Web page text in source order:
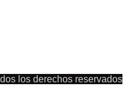
los derechos reservados